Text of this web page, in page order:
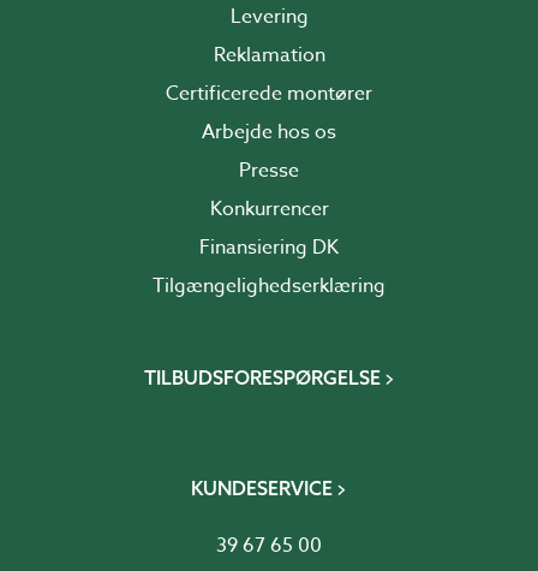
Levering
Reklamation
Certificerede montører
Arbejde hos os
Presse
Konkurrencer
Finansiering DK
Tilgængelighedserklæring
TILBUDSFORESPØRGELSE
KUNDESERVICE
39 67 65 00